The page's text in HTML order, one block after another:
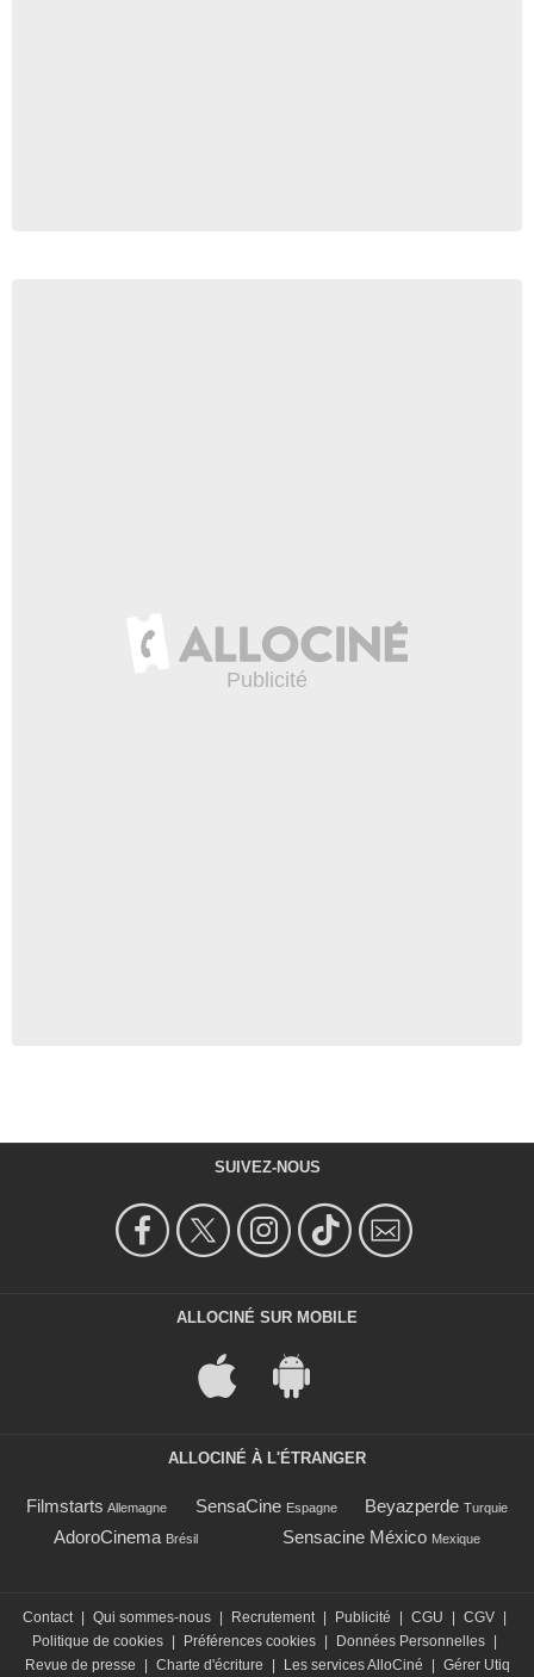
SUIVEZ-NOUS
ALLOCINÉ SUR MOBILE
ALLOCINÉ À L'ÉTRANGER
Filmstarts Allemagne SensaCine Espagne Beyazperde Turquie
AdoroCinema Brésil Sensacine México Mexique
Contact Qui sommes-nous Recrutement Publicité CGU CGV
Politique de cookies
Préférences cookies Données Personnelles
Revue de presse
Charte d'écriture Les services AlloCiné Gérer Utiq